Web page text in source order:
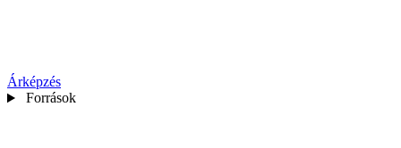
Árképzés
Források